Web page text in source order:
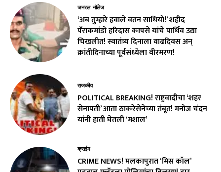
जनरल नॉलेज
‘अब तुम्हारे हवाले वतन साथियो!’ शहीद
पॅराकमांडो हरिदास कापसे यांचे पार्थिव उद्या
चिखलीत! स्वातंत्र्य दिनाला वाढदिवस अन्
क्रांतीदिनाच्या पूर्वसंध्येला वीरमरण!
राजकीय
POLITICAL BREAKING! राष्ट्रवादीचा ‘शहर
सेनापती’ आता ठाकरेसेनेच्या तंबूत! मनोज चंदन
यांनी हाती घेतली ‘मशाल’
क्राईम
CRIME NEWS! मलकापुरात ‘मिस कॉल’